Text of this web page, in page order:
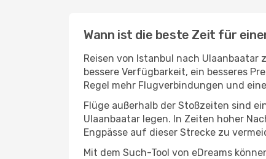
Wann ist die beste Zeit für
Reisen von Istanbul nach
bessere Verfügbarkeit, ein besseres
Regel mehr Flugverbindungen und
Flüge außerhalb der Stoßzeiten sind
Ulaanbaatar legen. In Zeiten hoher
Engpässe auf dieser Strecke zu
Mit dem Such-Tool von eDreams